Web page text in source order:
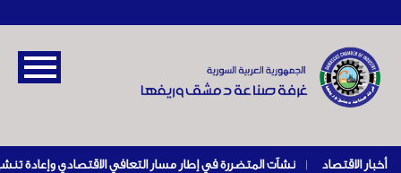
أخبار الاقتصاد |